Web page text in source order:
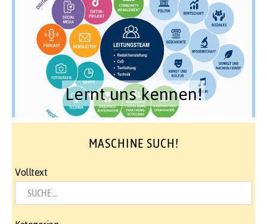
Lernt uns kennen!
MASCHINE SUCH!
Volltext